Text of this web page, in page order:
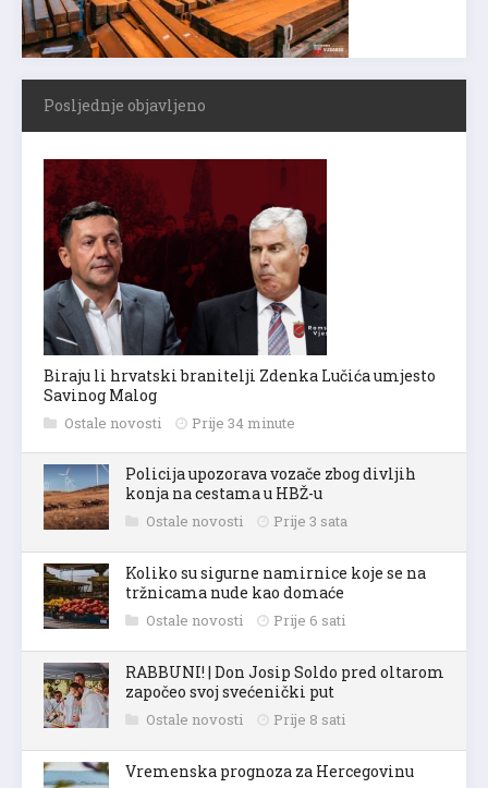
Posljednje objavljeno
Biraju li hrvatski branitelji Zdenka Lučića umjesto
Savinog Malog
Ostale novosti Prije 34 minute
Policija upozorava vozače zbog divljih
konja na cestama u HBŽ-u
Ostale novosti Prije 3 sata
Koliko su sigurne namirnice koje se na
tržnicama nude kao domaće
Ostale novosti Prije 6 sati
RABBUNI! | Don Josip Soldo pred oltarom
započeo svoj svećenički put
Ostale novosti Prije 8 sati
Vremenska prognoza za Hercegovinu